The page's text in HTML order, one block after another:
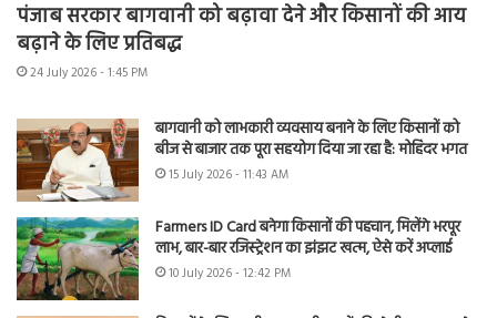
पंजाब सरकार बागवानी को बढ़ावा देने और किसानों की आय
बढ़ाने के लिए प्रतिबद्ध
24 July 2026 - 1:45 PM
बागवानी को लाभकारी व्यवसाय बनाने के लिए किसानों को
बीज से बाजार तक पूरा सहयोग दिया जा रहा है: मोहिंदर भगत
15 July 2026 - 11:43 AM
Farmers ID Card बनेगा किसानों की पहचान, मिलेंगे भरपूर
लाभ, बार-बार रजिस्ट्रेशन का झंझट खत्म, ऐसे करें अप्लाई
10 July 2026 - 12:42 PM